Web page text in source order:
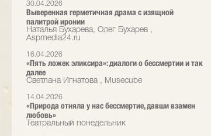
30.04.2026
Выверенная герметичная драма с изящной
палитрой иронии
Наталья Бухарева, Олег Бухарев ,
Аspmedia24.ru
16.04.2026
«Пять ложек эликсира»: диалоги о бессмертии и так
далее
Светлана Игнатова , Musecube
14.04.2026
«Природа отняла у нас бессмертие, давши взамен
любовь»
Театральный понедельник